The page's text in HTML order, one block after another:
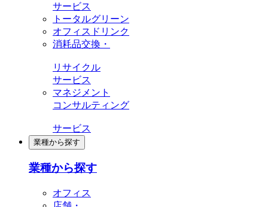
サービス
トータルグリーン
オフィスドリンク
消耗品交換・
リサイクル
サービス
マネジメント
コンサルティング
サービス
業種から探す
業種から探す
オフィス